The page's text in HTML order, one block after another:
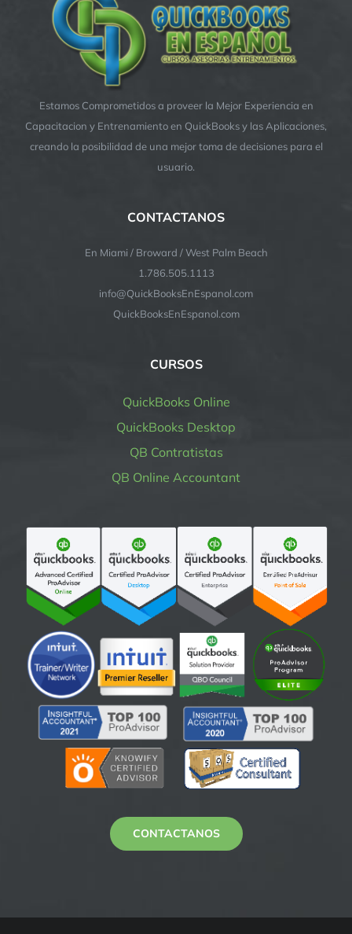
Estamos Comprometidos a proveer la Mejor Experiencia en
Capacitacion y Entrenamiento en QuickBooks y las Aplicaciones,
creando la posibilidad de una mejor toma de decisiones para el
usuario.
CONTACTANOS
En Miami / Broward / West Palm Beach
1.786.505.1113
info@QuickBooksEnEspanol.com
QuickBooksEnEspanol.com
CURSOS
QuickBooks Online
QuickBooks Desktop
QB Contratistas
QB Online Accountant
CONTACTANOS